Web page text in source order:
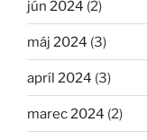
jún 2024 (2)
máj 2024 (3)
apríl 2024 (3)
marec 2024 (2)